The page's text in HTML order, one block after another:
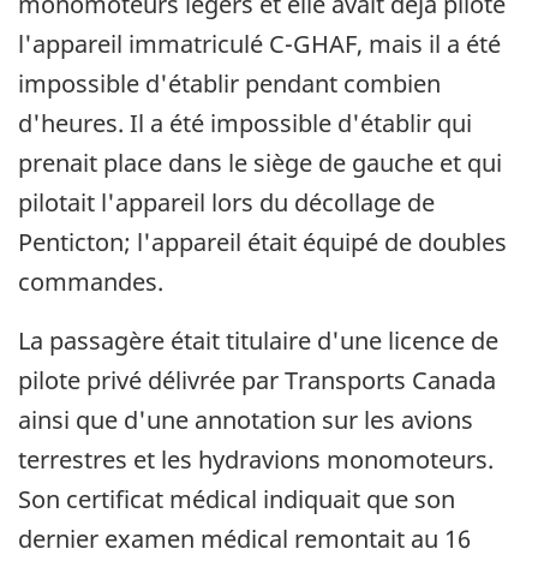
l'appareil immatriculé C-GHAF, mais il a été
impossible d'établir pendant combien
d'heures. Il a été impossible d'établir qui
prenait place dans le siège de gauche et qui
pilotait l'appareil lors du décollage de
Penticton; l'appareil était équipé de doubles
commandes.
La passagère était titulaire d'une licence de
pilote privé délivrée par Transports Canada
ainsi que d'une annotation sur les avions
terrestres et les hydravions monomoteurs.
Son certificat médical indiquait que son
dernier examen médical remontait au 16